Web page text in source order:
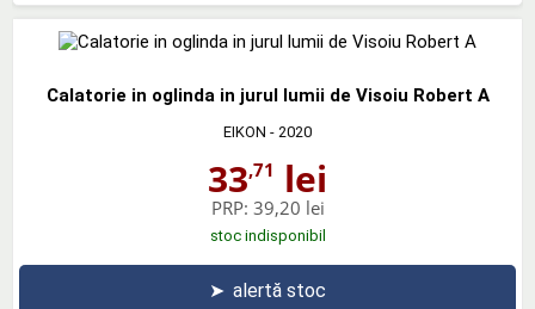
Calatorie in oglinda in jurul lumii de Visoiu Robert A
EIKON - 2020
33,71 lei
PRP: 39,20 lei
stoc indisponibil
➤ alertă stoc